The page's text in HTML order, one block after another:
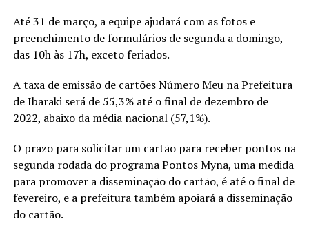
Até 31 de março, a equipe ajudará com as fotos e
preenchimento de formulários de segunda a domingo,
das 10h às 17h, exceto feriados.
A taxa de emissão de cartões Número Meu na Prefeitura
de Ibaraki será de 55,3% até o final de dezembro de
2022, abaixo da média nacional (57,1%).
O prazo para solicitar um cartão para receber pontos na
segunda rodada do programa Pontos Myna, uma medida
para promover a disseminação do cartão, é até o final de
fevereiro, e a prefeitura também apoiará a disseminação
do cartão.